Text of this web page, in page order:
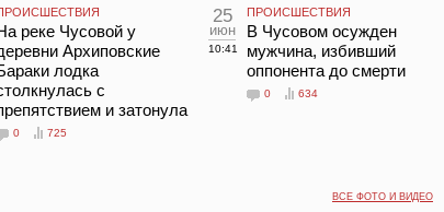
реке Чусовой у
Архиповские
лодка
с
и затонула
0 725
25
июн
10:41
ПРОИСШЕСТВИЯ
В Чусовом осужден
мужчина, избивший
оппонента до смерти
0 634
ВСЕ ФОТО И ВИДЕО